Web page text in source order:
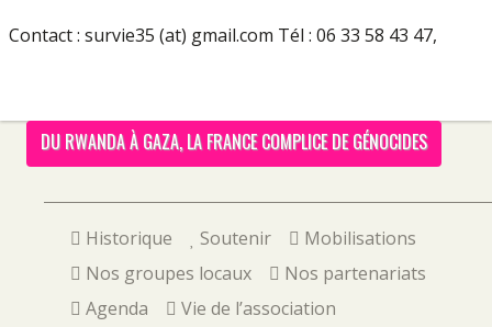
Contact : survie35 (at) gmail.com Tél : 06 33 58 43 47,
DU RWANDA À GAZA, LA FRANCE COMPLICE DE GÉNOCIDES
Historique Soutenir
Mobilisations
Nos groupes locaux
Nos partenariats
Agenda
Vie de l’association